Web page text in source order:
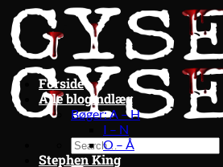
Fortsæt
til
indhold
Forside
Alle blogindlæg
Bøger: A – H
I – N
O – Å
Stephen King